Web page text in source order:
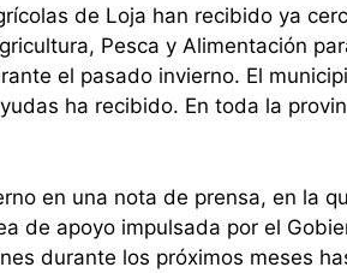
de Loja han recibido ya
Pesca y Alimentación
el pasado invierno. El
ha recibido. En toda la
en una nota de prensa, en la
de apoyo impulsada por el
durante los próximos meses